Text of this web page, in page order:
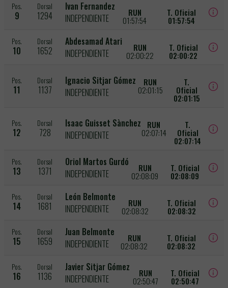
Pos.
9
Dorsal
1294
Ivan Fernandez
INDEPENDIENTE
RUN
01:57:54
T. Oficial
01:57:54
Pos.
10
Dorsal
1652
Abdesamad Atari
INDEPENDIENTE
RUN
02:00:22
T. Oficial
02:00:22
Pos.
11
Dorsal
1137
Ignacio Sitjar Gómez
INDEPENDIENTE
RUN
02:01:15
T.
Oficial
02:01:15
Pos.
12
Dorsal
728
Isaac Guisset Sànchez
INDEPENDIENTE
RUN
02:07:14
T.
Oficial
02:07:14
Pos.
13
Dorsal
1371
Oriol Martos Gurdó
INDEPENDIENTE
RUN
02:08:09
T. Oficial
02:08:09
Pos.
14
Dorsal
1681
León Belmonte
INDEPENDIENTE
RUN
02:08:32
T. Oficial
02:08:32
Pos.
15
Dorsal
1659
Juan Belmonte
INDEPENDIENTE
RUN
02:08:32
T. Oficial
02:08:32
Pos.
16
Dorsal
1136
Javier Sitjar Gómez
INDEPENDIENTE
RUN
02:50:47
T. Oficial
02:50:47